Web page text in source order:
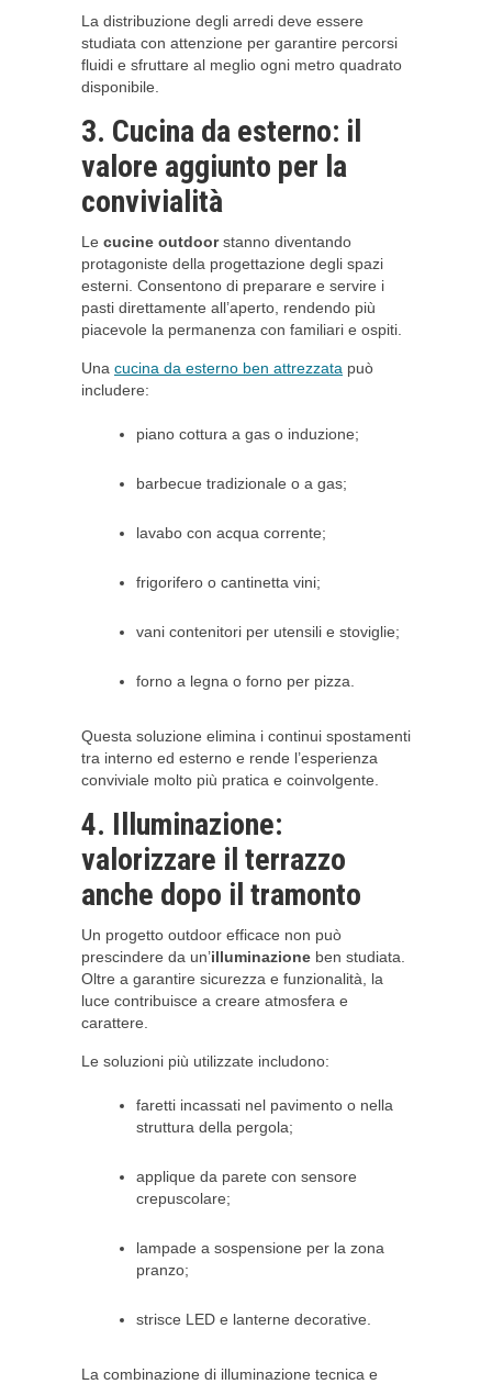
La distribuzione degli arredi deve essere
studiata con attenzione per garantire percorsi
fluidi e sfruttare al meglio ogni metro quadrato
disponibile.
3. Cucina da esterno: il
valore aggiunto per la
convivialità
Le cucine outdoorstanno diventando
protagoniste della progettazione degli spazi
esterni. Consentono di preparare e servire i
pasti direttamente all’aperto, rendendo più
piacevole la permanenza con familiari e ospiti.
Una cucina da esterno ben attrezzata può
includere:
piano cottura a gas o induzione;
barbecue tradizionale o a gas;
lavabo con acqua corrente;
frigorifero o cantinetta vini;
vani contenitori per utensili e stoviglie;
forno a legna o forno per pizza.
Questa soluzione elimina i continui spostamenti
tra interno ed esterno e rende l’esperienza
conviviale molto più pratica e coinvolgente.
4. Illuminazione:
valorizzare il terrazzo
anche dopo il tramonto
Un progetto outdoor efficace non può
prescindere da un’illuminazione ben studiata.
Oltre a garantire sicurezza e funzionalità, la
luce contribuisce a creare atmosfera e
carattere.
Le soluzioni più utilizzate includono:
faretti incassati nel pavimento o nella
struttura della pergola;
applique da parete con sensore
crepuscolare;
lampade a sospensione per la zona
pranzo;
strisce LED e lanterne decorative.
La combinazione di illuminazione tecnica e